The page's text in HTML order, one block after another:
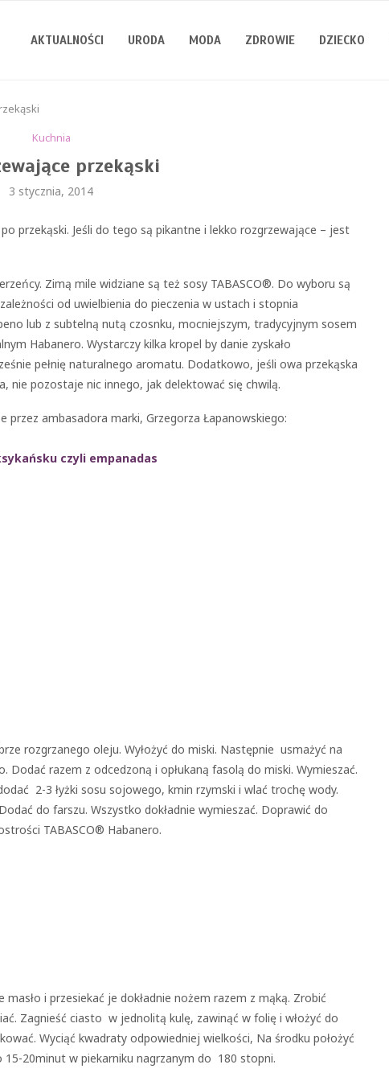
AKTUALNOŚCI URODA MODA ZDROWIE DZIECKO
Kuchnia
przekąski
3 stycznia, 2014
przekąski. Jeśli do tego są pikantne i lekko rozgrzewające – jest
Zimą mile widziane są też sosy TABASCO®. Do wyboru są
od uwielbienia do pieczenia w ustach i stopnia
lub z subtelną nutą czosnku, mocniejszym, tradycyjnym sosem
Habanero. Wystarczy kilka kropel by danie zyskało
pełnię naturalnego aromatu. Dodatkowo, jeśli owa przekąska
nie pozostaje nic innego, jak delektować się chwilą.
przez ambasadora marki, Grzegorza Łapanowskiego:
czyli empanadas
rozgrzanego oleju. Wyłożyć do miski. Następnie usmażyć na
razem z odcedzoną i opłukaną fasolą do miski. Wymieszać.
2-3 łyżki sosu sojowego, kmin rzymski i wlać trochę wody.
do farszu. Wszystko dokładnie wymieszać. Doprawić do
TABASCO® Habanero.
i przesiekać je dokładnie nożem razem z mąką. Zrobić
Zagnieść ciasto w jednolitą kulę, zawinąć w folię i włożyć do
Wyciąć kwadraty odpowiedniej wielkości, Na środku położyć
20minut w piekarniku nagrzanym do 180 stopni.